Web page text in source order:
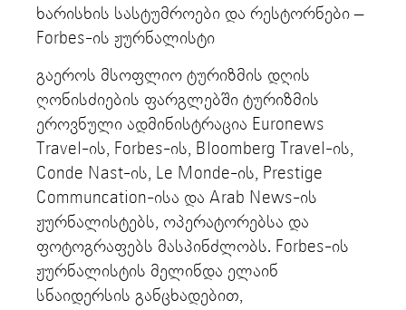
ხარისხის სასტუმროები და რესტორნები –
Forbes-ის ჟურნალისტი
გაეროს მსოფლიო ტურიზმის დღის
ღონისძიების ფარგლებში ტურიზმის
ეროვნული ადმინისტრაცია Euronews
Travel-ის, Forbes-ის, Bloomberg Travel-ის,
Conde Nast-ის, Le Monde-ის, Prestige
Communcation-ისა და Arab News-ის
ჟურნალისტებს, ოპერატორებსა და
ფოტოგრაფებს მასპინძლობს. Forbes-ის
ჟურნალისტის მელინდა ელაინ
სნაიდერსის განცხადებით,